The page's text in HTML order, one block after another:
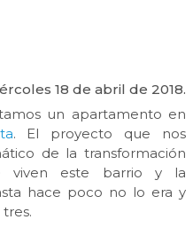
18 de abril de 2018.
un apartamento en
. El proyecto que nos
de la transformación
viven este barrio y la
hace poco no lo era y